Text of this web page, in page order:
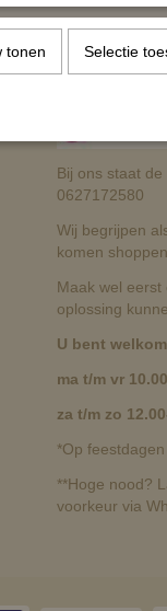
Bij ons staat
0627172580
Wij begrijpen
komen
Maak wel
oplossing
U bent
ma t/m vr
za t/m zo
*Op
**Hoge nood?
voorkeur via
tonen Selectie